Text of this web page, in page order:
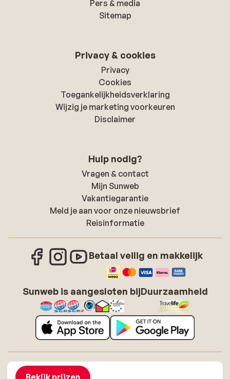
Bekijk prijzen
Pers & media
Sitemap
Privacy & cookies
Privacy
Cookies
Toegankelijkheidsverklaring
Wijzig je marketing voorkeuren
Disclaimer
Hulp nodig?
Vragen & contact
Mijn Sunweb
Vakantiegarantie
Meld je aan voor onze nieuwsbrief
Reisinformatie
Betaal veilig en makkelijk
Sunweb is aangesloten bijDuurzaamheid
Over Sunweb
Algemene voorwaarden zonvakanties